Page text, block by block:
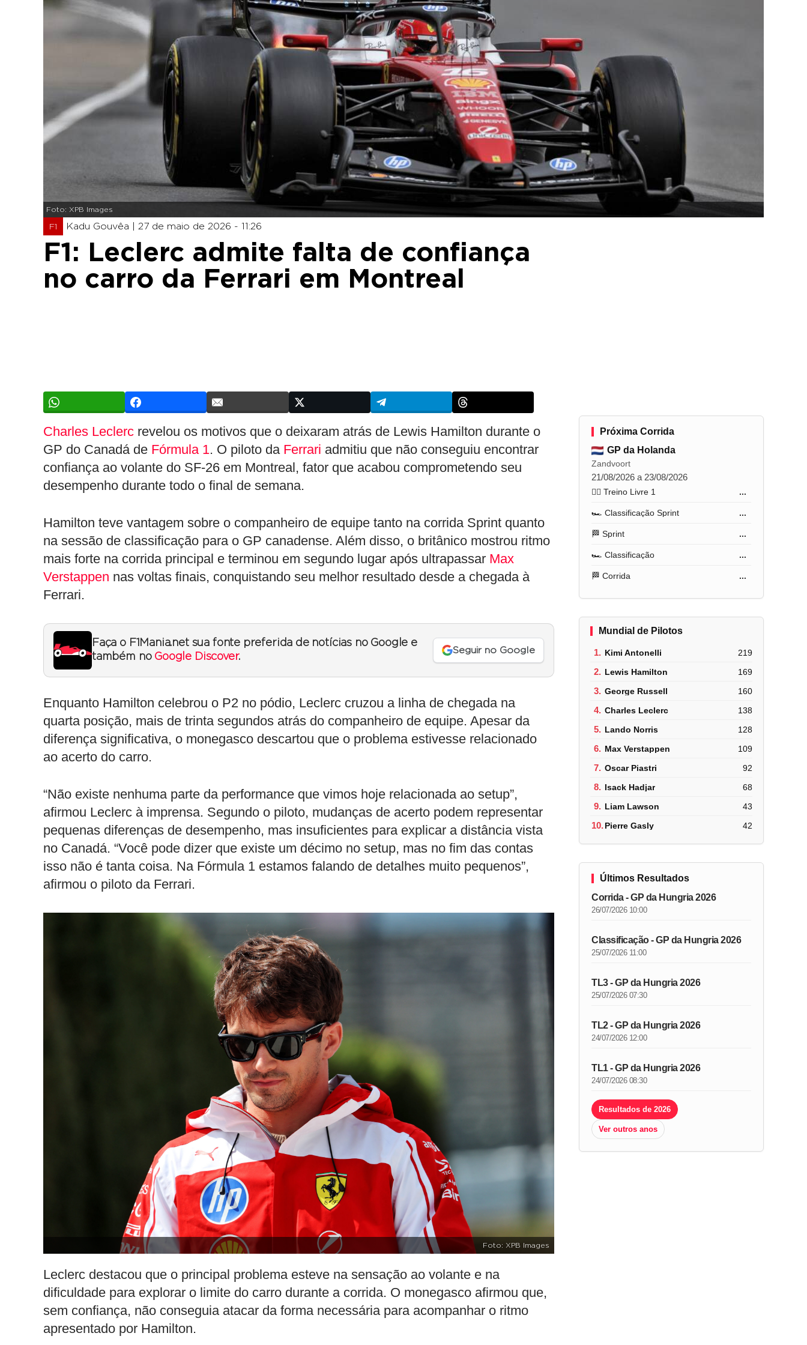
Foto: XPB Images
F1 Kadu Gouvêa | 27 de maio de 2026 - 11:26
F1: Leclerc admite falta de confiança
no carro da Ferrari em Montreal
Charles Leclerc revelou os motivos que o deixaram atrás de Lewis Hamilton durante o
GP do Canadá de Fórmula 1. O piloto da Ferrari admitiu que não conseguiu encontrar
confiança ao volante do SF-26 em Montreal, fator que acabou comprometendo seu
desempenho durante todo o final de semana.
Hamilton teve vantagem sobre o companheiro de equipe tanto na corrida Sprint quanto
na sessão de classificação para o GP canadense. Além disso, o britânico mostrou ritmo
mais forte na corrida principal e terminou em segundo lugar após ultrapassar Max
Verstappen nas voltas finais, conquistando seu melhor resultado desde a chegada à
Ferrari.
Faça o F1Mania.net sua fonte preferida de notícias no Google e
também no Google Discover.
Seguir no Google
Enquanto Hamilton celebrou o P2 no pódio, Leclerc cruzou a linha de chegada na
quarta posição, mais de trinta segundos atrás do companheiro de equipe. Apesar da
diferença significativa, o monegasco descartou que o problema estivesse relacionado
ao acerto do carro.
“Não existe nenhuma parte da performance que vimos hoje relacionada ao setup”,
afirmou Leclerc à imprensa. Segundo o piloto, mudanças de acerto podem representar
pequenas diferenças de desempenho, mas insuficientes para explicar a distância vista
no Canadá. “Você pode dizer que existe um décimo no setup, mas no fim das contas
isso não é tanta coisa. Na Fórmula 1 estamos falando de detalhes muito pequenos”,
afirmou o piloto da Ferrari.
Foto: XPB Images
Leclerc destacou que o principal problema esteve na sensação ao volante e na
dificuldade para explorar o limite do carro durante a corrida. O monegasco afirmou que,
sem confiança, não conseguia atacar da forma necessária para acompanhar o ritmo
apresentado por Hamilton.
Próxima Corrida
GP da Holanda
Zandvoort
21/08/2026 a 23/08/2026
🏋️‍♂️ Treino Livre 1 ...
🏎️ Classificação Sprint ...
🏁 Sprint ...
🏎️ Classificação ...
🏁 Corrida ...
Mundial de Pilotos
1. Kimi Antonelli 219
2. Lewis Hamilton 169
3. George Russell 160
4. Charles Leclerc 138
5. Lando Norris 128
6. Max Verstappen 109
7. Oscar Piastri 92
8. Isack Hadjar 68
9. Liam Lawson 43
10.Pierre Gasly 42
Últimos Resultados
Corrida - GP da Hungria 2026
26/07/2026 10:00
Classificação - GP da Hungria 2026
25/07/2026 11:00
TL3 - GP da Hungria 2026
25/07/2026 07:30
TL2 - GP da Hungria 2026
24/07/2026 12:00
TL1 - GP da Hungria 2026
24/07/2026 08:30
Resultados de 2026
Ver outros anos